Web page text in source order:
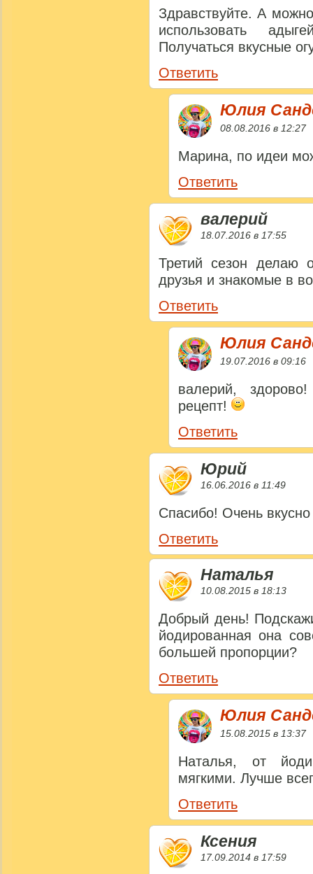
Здравствуйте. А
использовать
Получаться вкусные
Ответить
Юлия
08.08.2016 в 12:27
Марина, по идеи
Ответить
валерий
18.07.2016 в 17:55
Третий сезон делаю
друзья и знакомые в
Ответить
Юлия
19.07.2016 в 09:16
валерий,
рецепт!
Ответить
Юрий
16.06.2016 в 11:49
Спасибо! Очень
Ответить
Наталья
10.08.2015 в 18:13
Добрый день!
йодированная она
большей пропорции?
Ответить
Юлия
15.08.2015 в 13:37
Наталья, от
мягкими. Лучше
Ответить
Ксения
17.09.2014 в 17:59